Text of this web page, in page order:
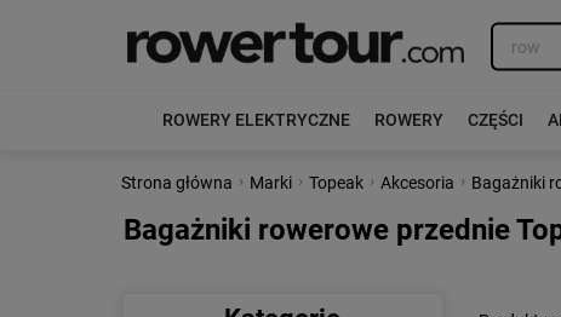
ROWERY ELEKTRYCZNE ROWERY CZĘŚCI
Strona główna › Marki › Topeak › Akcesoria › Bagażniki
Bagażniki rowerowe przednie